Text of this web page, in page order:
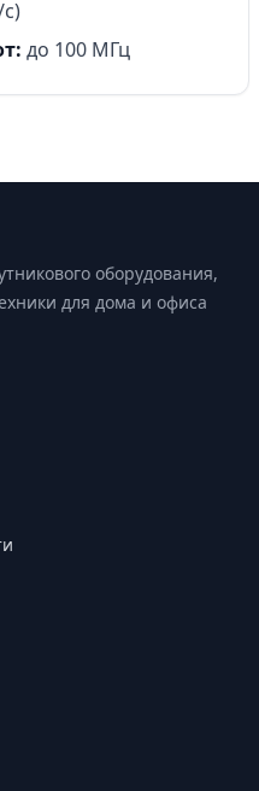
до 100 МГц
оборудования,
для дома и офиса